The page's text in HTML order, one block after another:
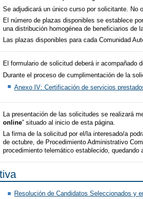
Se adjudicará un único curso por solicitante. No
El número de plazas disponibles se establece
una distribución homogénea de beneficiarios de
Las plazas disponibles para cada Comunidad
El formulario de solicitud deberá ir acompañado
Durante el proceso de cumplimentación de la
Anexo IV: Certificación de servicios
La presentación de las solicitudes se realizará
online” situado al inicio de esta página.
La firma de la solicitud por el/la interesado/a
de octubre, de Procedimiento Administrativo
procedimiento telemático establecido,
Resolución de Candidatos Seleccionados y